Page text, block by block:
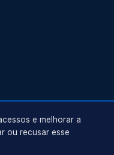
e melhorar a
ou recusar esse